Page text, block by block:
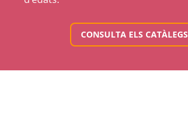
CONSULTA ELS CATÀLEGS